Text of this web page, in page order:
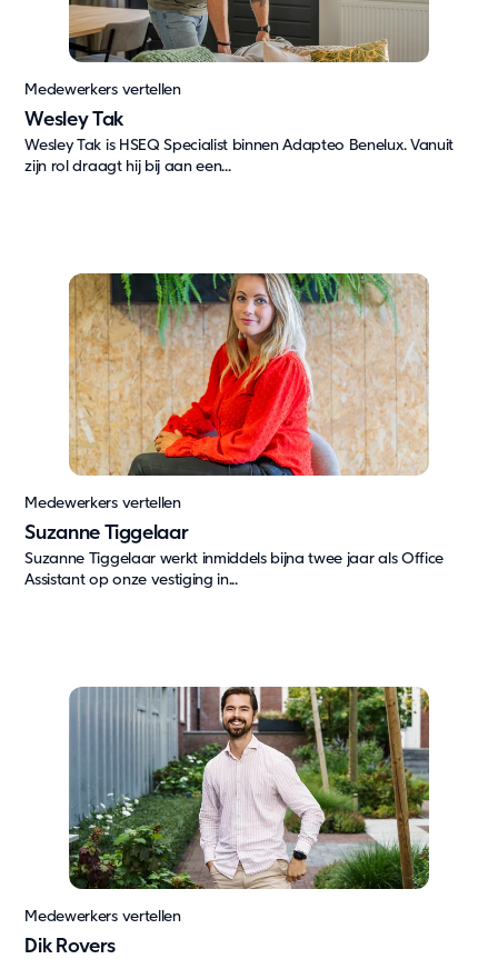
Oplossingen
Bouw & industrie
Kantoor
Kinderopvang
Onderwijs
Zorg & Gezondheid
Onze oplossingen
Duurzaamheid
Onze aanpak
Rapportage en naleving
Duurzaamheid
Blog
Nieuws
Over Ons
Werken bij
Vacatures
Jouw samenwerkingspartner
Ons doel
Over ons
Wesley Tak
Medewerkers vertellen
Wesley Tak is HSEQ Specialist binnen Adapteo Benelux. Vanuit
zijn rol draagt hij bij aan een...
Suzanne Tiggelaar
Medewerkers vertellen
Suzanne Tiggelaar werkt inmiddels bijna twee jaar als Office
Assistant op onze vestiging in...
Dik Rovers
Medewerkers vertellen